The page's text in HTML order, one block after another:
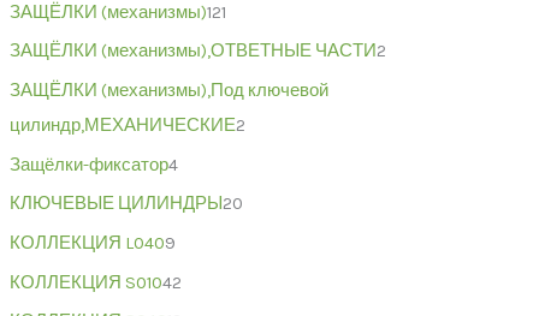
ЗАЩЁЛКИ (механизмы)121
ЗАЩЁЛКИ (механизмы),ОТВЕТНЫЕ ЧАСТИ2
ЗАЩЁЛКИ (механизмы),Под ключевой
цилиндр,МЕХАНИЧЕСКИЕ2
Защёлки-фиксатор4
КЛЮЧЕВЫЕ ЦИЛИНДРЫ 20
КОЛЛЕКЦИЯ L0409
КОЛЛЕКЦИЯ S01042